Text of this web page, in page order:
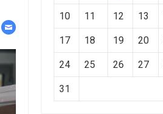
10 11 12 13
17 18 19 20
24 25 26 27
31